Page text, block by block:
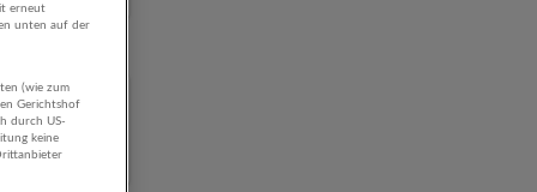
erneut
unten auf der
(wie zum
Gerichtshof
durch US-
keine